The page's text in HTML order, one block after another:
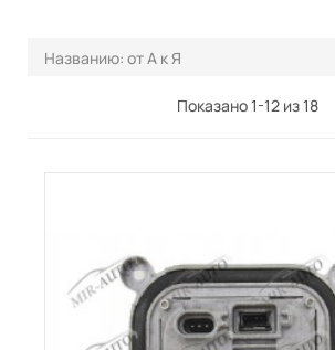
Названию: от А к Я
Показано 1-12 из 18